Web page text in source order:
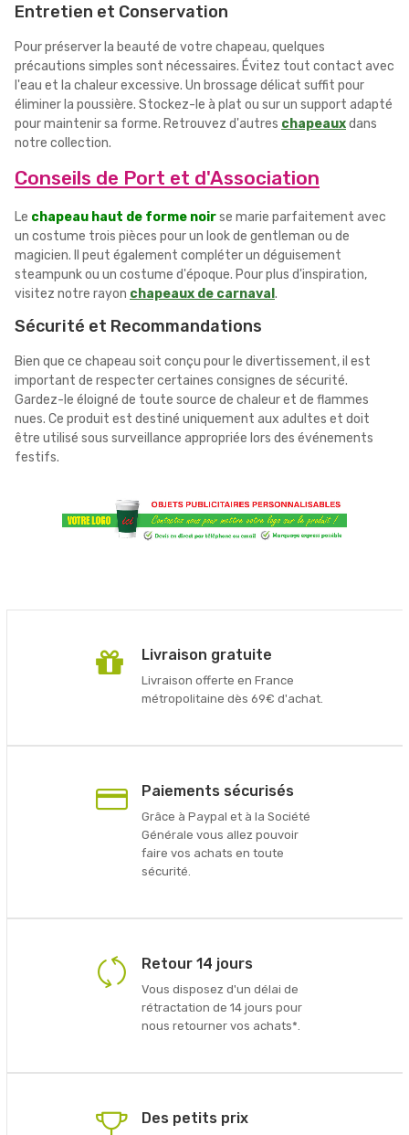
Entretien et Conservation
Pour préserver la beauté de votre chapeau, quelques
précautions simples sont nécessaires. Évitez tout contact avec
l'eau et la chaleur excessive. Un brossage délicat suffit pour
éliminer la poussière. Stockez-le à plat ou sur un support adapté
pour maintenir sa forme. Retrouvez d'autres chapeauxdans
notre collection.
Conseils de Port et d'Association
Le chapeau haut de forme noirse marie parfaitement avec
un costume trois pièces pour un look de gentleman ou de
magicien. Il peut également compléter un déguisement
steampunk ou un costume d'époque. Pour plus d'inspiration,
visitez notre rayon chapeaux de carnaval .
Sécurité et Recommandations
Bien que ce chapeau soit conçu pour le divertissement, il est
important de respecter certaines consignes de sécurité.
Gardez-le éloigné de toute source de chaleur et de flammes
nues. Ce produit est destiné uniquement aux adultes et doit
être utilisé sous surveillance appropriée lors des événements
festifs.
Livraison gratuite
Livraison offerte en France
métropolitaine dès 69€ d'achat.
Paiements sécurisés
Grâce à Paypal et à la Société
Générale vous allez pouvoir
faire vos achats en toute
sécurité.
Retour 14 jours
Vous disposez d'un délai de
rétractation de 14 jours pour
nous retourner vos achats*.
Des petits prix